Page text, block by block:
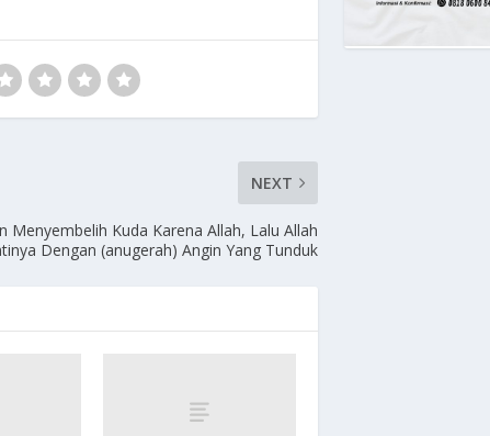
NEXT
Menyembelih Kuda Karena Allah, Lalu Allah
Dengan (anugerah) Angin Yang Tunduk